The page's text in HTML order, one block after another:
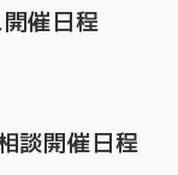
催日程
談開催日程